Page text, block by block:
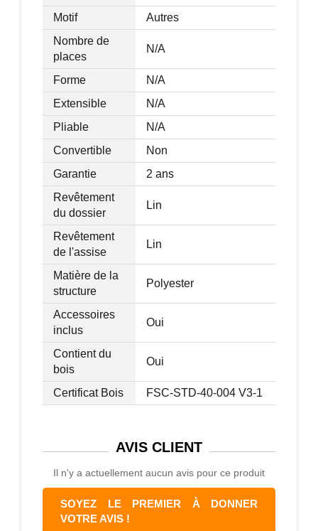
Motif
Autres
Nombre de
places
N/A
Forme
N/A
Extensible
N/A
Pliable
N/A
Convertible
Non
Garantie
2 ans
Revêtement
du dossier
Lin
Revêtement
de l'assise
Lin
Matière de la
structure
Polyester
Accessoires
inclus
Oui
Contient du
bois
Oui
Certificat Bois FSC-STD-40-004 V3-1
AVIS CLIENT
Il n'y a actuellement aucun avis pour ce produit
SOYEZ LE PREMIER À DONNER
VOTRE AVIS !